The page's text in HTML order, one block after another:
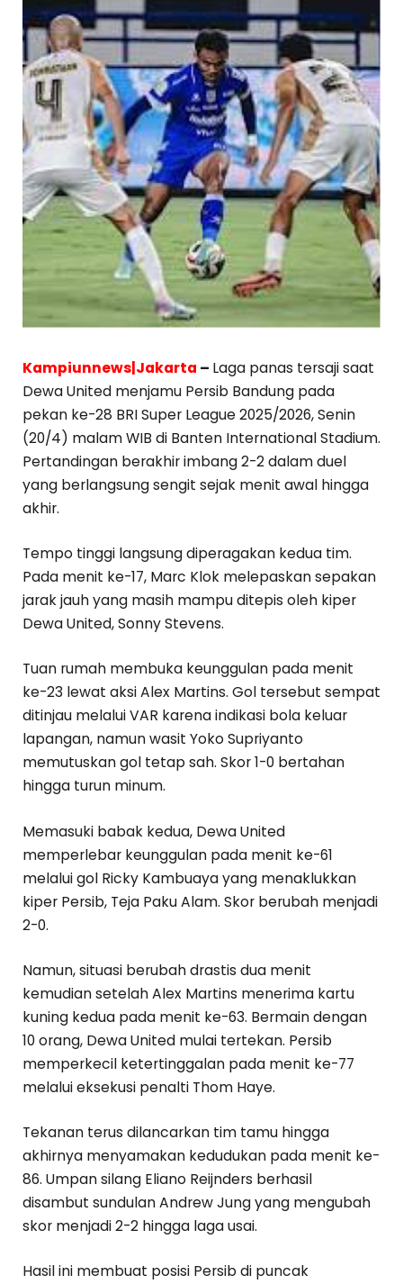
Kampiunnews|Jakarta – Laga panas tersaji saat
Dewa United menjamu Persib Bandung pada
pekan ke-28 BRI Super League 2025/2026, Senin
(20/4) malam WIB di Banten International Stadium.
Pertandingan berakhir imbang 2-2 dalam duel
yang berlangsung sengit sejak menit awal hingga
akhir.
Tempo tinggi langsung diperagakan kedua tim.
Pada menit ke-17, Marc Klok melepaskan sepakan
jarak jauh yang masih mampu ditepis oleh kiper
Dewa United, Sonny Stevens.
Tuan rumah membuka keunggulan pada menit
ke-23 lewat aksi Alex Martins. Gol tersebut sempat
ditinjau melalui VAR karena indikasi bola keluar
lapangan, namun wasit Yoko Supriyanto
memutuskan gol tetap sah. Skor 1-0 bertahan
hingga turun minum.
Memasuki babak kedua, Dewa United
memperlebar keunggulan pada menit ke-61
melalui gol Ricky Kambuaya yang menaklukkan
kiper Persib, Teja Paku Alam. Skor berubah menjadi
2-0.
Namun, situasi berubah drastis dua menit
kemudian setelah Alex Martins menerima kartu
kuning kedua pada menit ke-63. Bermain dengan
10 orang, Dewa United mulai tertekan. Persib
memperkecil ketertinggalan pada menit ke-77
melalui eksekusi penalti Thom Haye.
Tekanan terus dilancarkan tim tamu hingga
akhirnya menyamakan kedudukan pada menit ke-
86. Umpan silang Eliano Reijnders berhasil
disambut sundulan Andrew Jung yang mengubah
skor menjadi 2-2 hingga laga usai.
Hasil ini membuat posisi Persib di puncak